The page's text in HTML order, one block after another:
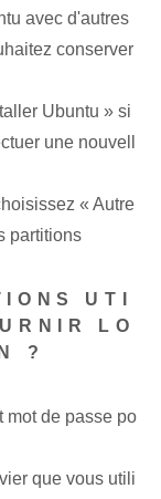
‌avec d'autres
conserver
Ubuntu » si
une nouvell
« Autre
partitions
UTI
LO
?
mot de passe po
que vous utili